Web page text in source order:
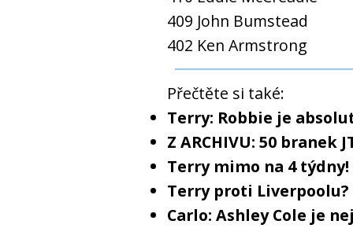
409 John Bumstead
402 Ken Armstrong
Přečtěte si také:
Terry: Robbie je
Z ARCHIVU: 50 branek
Terry mimo na 4 týdny!
Terry proti
Carlo: Ashley Cole je